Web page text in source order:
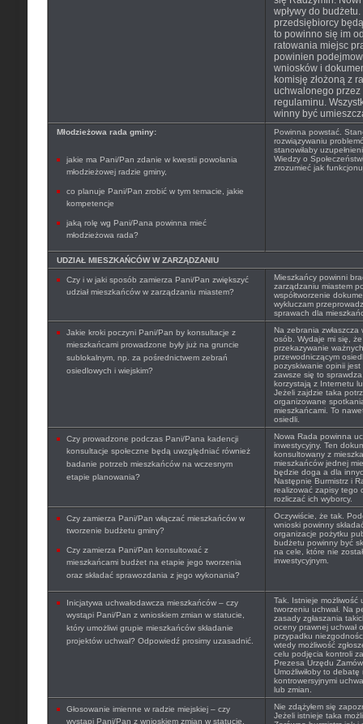
wpływy do
przedsiębiorcy
to powinno się im
ratowania miejsc
powinien
wniosków i
komisję złożoną z
uchwalonego
regulaminu.
winny być
Młodzieżowa rada gminy:
jakie ma Pani/Pan zdanie w kwestii powołania
młodzieżowej radzie gminy,
co planuje Pani/Pan zrobić w tym temacie, jakie
kompetencje
jaką rolę wg Pani/Pana powinna mieć
młodzieżowa rada?
Powinna powstać.
rozwiązywaniu
stanowiłaby
Wiedzy o
zrozumieć jak
UDZIAŁ MIESZKAŃCÓW W ZARZĄDZANIU
Czy i w jaki sposób zamierza Pani/Pan zwiększyć
udział mieszkańców w zarządzaniu miastem?
Mieszkańcy powinni
zarządzaniu miastem
współtworzenie
wykluczam
sprawach dla
Jakie kroki poczyni Pani/Pan by konsultacje z
mieszkańcami prowadzone były już na gruncie
sublokalnym, np. za pośrednictwem zebrań
osiedlowych i wiejskim?
Na zebrania
osób. Wydaje mi się,
przekazywanie
przewodniczącym
pozyskiwanie opinii
zawsze się to
korzystają z Internetu
Jeżeli zajdzie taka
organizowane
mieszkańcami. To
osiedli.
Czy prowadzone podczas Pani/Pana kadencji
konsultacje społeczne będą uwzględniać również
badanie potrzeb mieszkańców na wczesnym
etapie planowania?
Nowa Rada powinna
inwestycyjny. Ten
konsultowany z
mieszkańców jednej
będzie doga a dla
Następnie Burmistrz i
realizować zapisy tego
rozliczać ich wyborcy.
Czy zamierza Pani/Pan włączać mieszkańców w
tworzenie budżetu gminy?
Czy zamierza Pani/Pan konsultować z
mieszkańcami budżet na etapie jego tworzenia
oraz składać sprawozdania z jego wykonania?
Oczywiście, że tak.
wnioski powinny
organizacje pożytku
budżetu powinny być
na cele, które nie
inwestycyjnym.
Inicjatywa uchwałodawcza mieszkańców – czy
wystąpi Pani/Pan z wnioskiem zmian w statucie,
który umożliwi grupie mieszkańców składanie
projektów uchwał? Odpowiedź prosimy uzasadnić.
Tak. Istnieje możliwość
tworzeniu uchwał. Na
zasady zgłaszania
oceny prawnej uchwał
przypadku
wtedy możliwość
celu podjęcia kontroli
Prezesa Urzędu
Umożliwiłoby to
kontrowersyjnymi
lub zmian.
Głosowanie imienne w radzie miejskiej – czy
Nie zdążyłem się
Jeżeli istnieje taka